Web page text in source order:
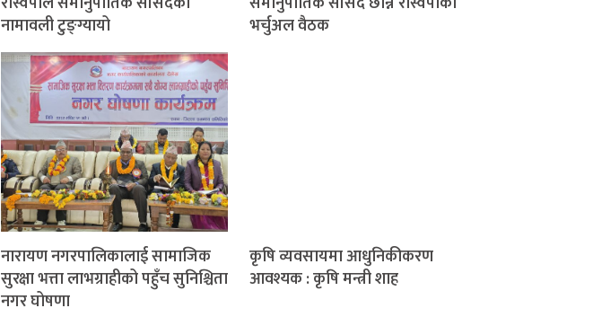
नामावली टुङ्ग्यायो
भर्चुअल वैठक
नारायण नगरपालिकालाई सामाजिक
सुरक्षा भत्ता लाभग्राहीको पहुँच सुनिश्चिता
नगर घोषणा
कृषि व्यवसायमा आधुनिकीकरण
आवश्यक : कृषि मन्त्री शाह